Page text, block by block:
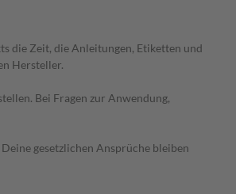
die Zeit, die Anleitungen, Etiketten und
Hersteller.
Bei Fragen zur Anwendung,
gesetzlichen Ansprüche bleiben